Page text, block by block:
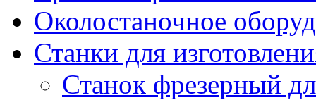
Околостаночное
Станки для
Станок фрезерный